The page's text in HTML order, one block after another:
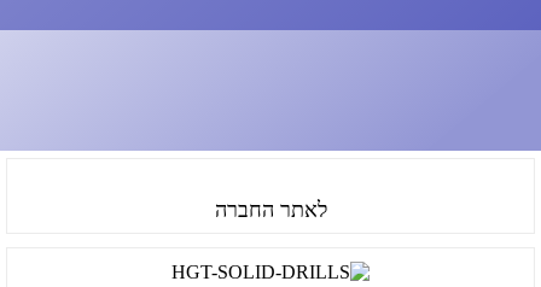
לאתר החברה